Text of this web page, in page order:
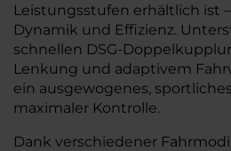
Leistungsstufen erhältlich ist
Dynamik und Effizienz.
schnellen DSG-
Lenkung und adaptivem
ein ausgewogenes,
maximaler Kontrolle.
Dank verschiedener